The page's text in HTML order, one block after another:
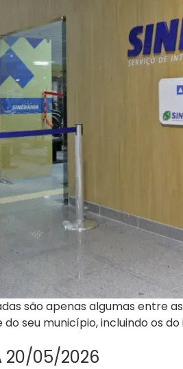
são apenas algumas entre
seu município, incluindo os
20/05/2026